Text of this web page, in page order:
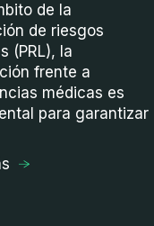
de la
de riesgos
(PRL), la
frente a
médicas es
para garantizar